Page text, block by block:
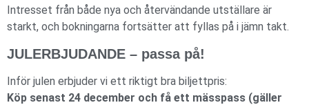
Intresset från både nya och återvändande utställare är
starkt, och bokningarna fortsätter att fyllas på i jämn takt.
JULERBJUDANDE – passa på!
Inför julen erbjuder vi ett riktigt bra biljettpris:
Köp senast 24 december och få ett mässpass (gäller